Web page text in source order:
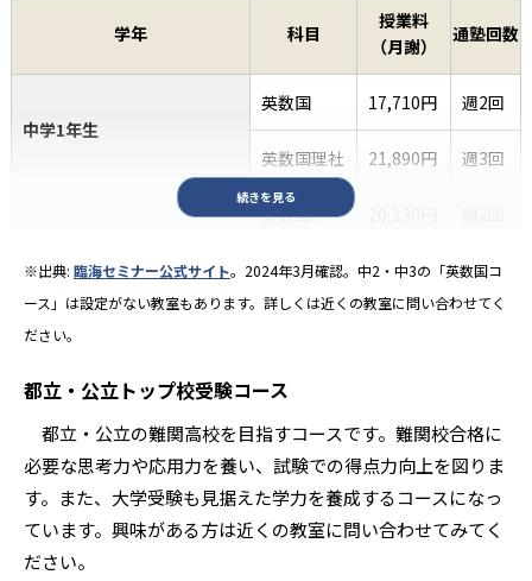
続きを見る
学年 科目
授業料
（月謝）
通塾回数
中学1年生
英数国 17,710円 週2回
英数国理社 21,890円 週3回
英数国※
英数国理社 24,750円 週3回
中学3年生
英数国理社
（9月～12月）
英数国※ 24,200円 週2回
英数国理社 29,700円 週3回
入試直前 最終特訓講座
※出典: 臨海セミナー公式サイト。2024年3月確認。中2・中3の「英数国コ
ース」は設定がない教室もあります。詳しくは近くの教室に問い合わせてく
ださい。
都立・公立トップ校受験コース
都立・公立の難関高校を目指すコースです。難関校合格に
必要な思考力や応用力を養い、試験での得点力向上を図りま
す。また、大学受験も見据えた学力を養成するコースになっ
ています。興味がある方は近くの教室に問い合わせてみてく
ださい。